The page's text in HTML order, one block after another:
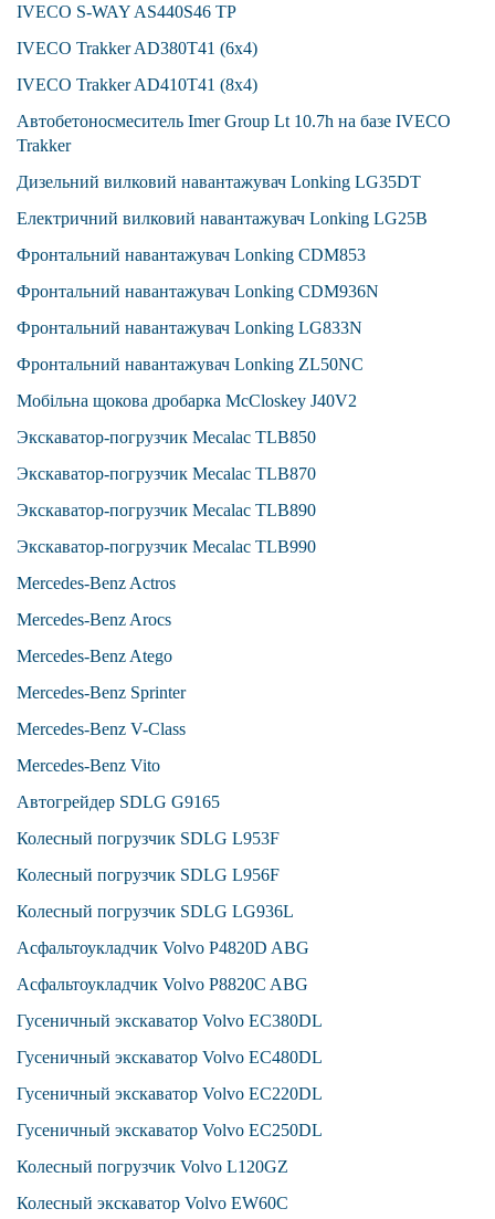
IVECO S-WAY AS440S46 TP
IVECO Trakker AD380T41 (6x4)
IVECO Trakker AD410T41 (8x4)
Автобетоносмеситель Imer Group Lt 10.7h на базе IVECO
Trakker
Дизельний вилковий навантажувач Lonking LG35DT
Електричний вилковий навантажувач Lonking LG25B
Фронтальний навантажувач Lonking CDM853
Фронтальний навантажувач Lonking CDM936N
Фронтальний навантажувач Lonking LG833N
Фронтальний навантажувач Lonking ZL50NC
Мобільна щокова дробарка McCloskey J40V2
Экскаватор-погрузчик Mecalac TLB850
Экскаватор-погрузчик Mecalac TLB870
Экскаватор-погрузчик Mecalac TLB890
Экскаватор-погрузчик Mecalac TLB990
Mercedes-Benz Actros
Mercedes-Benz Arocs
Mercedes-Benz Atego
Mercedes-Benz Sprinter
Mercedes-Benz V-Class
Mercedes-Benz Vito
Автогрейдер SDLG G9165
Колесный погрузчик SDLG L953F
Колесный погрузчик SDLG L956F
Колесный погрузчик SDLG LG936L
Асфальтоукладчик Volvo P4820D ABG
Асфальтоукладчик Volvo P8820C ABG
Гусеничный экскаватор Volvo EC380DL
Гусеничный экскаватор Volvo EC480DL
Гусеничный экскаватор Volvo ЕС220DL
Гусеничный экскаватор Volvo ЕС250DL
Колесный погрузчик Volvo L120GZ
Колесный экскаватор Volvo EW60C